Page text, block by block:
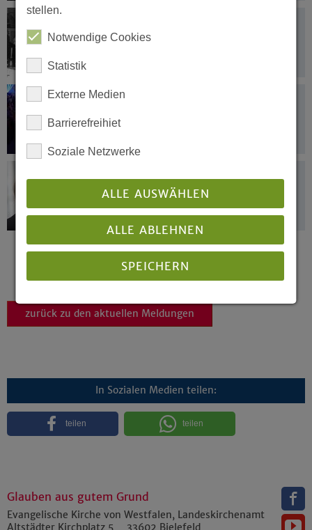
Erste EKD-Synode tagte in Bielefeld
08.01.2019
Suche Frieden und jage ihm nach!
Seite 2 von 2
zurück zu den aktuellen Meldungen
In Sozialen Medien teilen:
teilen teilen
Glauben aus gutem Grund
Evangelische Kirche von Westfalen, Landeskirchenamt
Altstädter Kirchplatz 5
33602 Bielefeld
stellen.
Notwendige Cookies
Statistik
Externe Medien
Barrierefreihiet
Soziale Netzwerke
ALLE AUSWÄHLEN
ALLE ABLEHNEN
SPEICHERN
Details anzeigen